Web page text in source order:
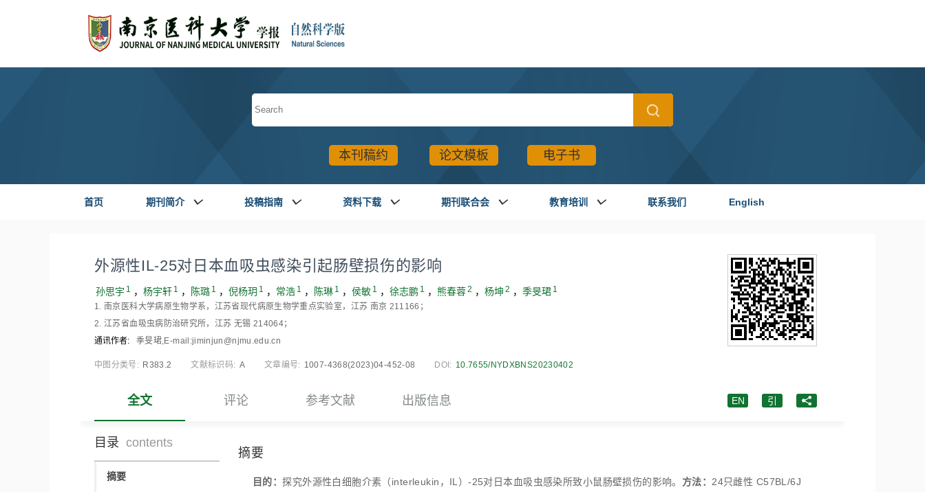
本刊稿约 论文模板 电子书
首页 期刊简介 投稿指南 资料下载 期刊联合会 教育培训 联系我们 English
引
EN
外源性IL⁃25对日本血吸虫感染引起肠壁损伤的影响
孙思宇 1 ， 杨宇轩 1 ， 陈璐 1 ， 倪杨玥 1 ， 常浩 1 ， 陈琳 1 ， 侯敏 1 ， 徐志鹏 1 ， 熊春蓉2 ， 杨坤 2 ， 季旻珺 1
1. 南京医科大学病原生物学系，江苏省现代病原生物学重点实验室，江苏 南京 211166；
2. 江苏省血吸虫病防治研究所，江苏 无锡 214064；
通讯作者:
季旻珺,E-mail:jiminjun@njmu.edu.cn
中图分类号: R383.2 文献标识码: A 文章编号: 1007-4368(2023)04-452-08 DOI: 10.7655/NYDXBNS20230402
全文 评论 参考文献 出版信息
目录 contents
摘要
摘要
目的：探究外源性白细胞介素（interleukin，IL）-25对日本血吸虫感染所致小鼠肠壁损伤的影响。 方法： 24只雌性 C57BL/6J